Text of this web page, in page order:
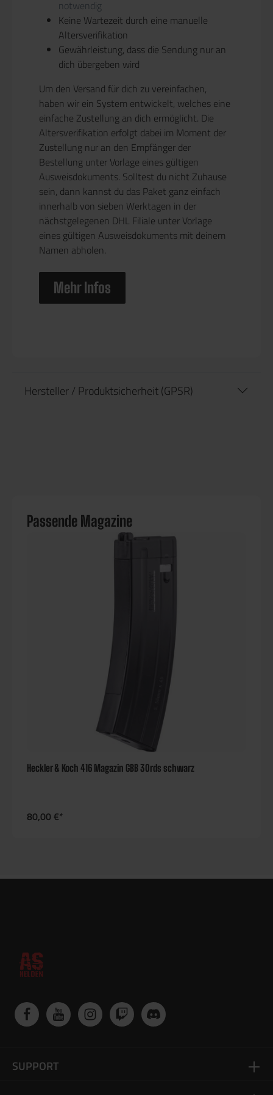
notwendig
Keine Wartezeit durch eine manuelle
Altersverifikation
Gewährleistung, dass die Sendung nur an
dich übergeben wird
Um den Versand für dich zu vereinfachen,
haben wir ein System entwickelt, welches eine
einfache Zustellung an dich ermöglicht. Die
Altersverifikation erfolgt dabei im Moment der
Zustellung nur an den Empfänger der
Bestellung unter Vorlage eines gültigen
Ausweisdokuments. Solltest du nicht Zuhause
sein, dann kannst du das Paket ganz einfach
innerhalb von sieben Werktagen in der
nächstgelegenen DHL Filiale unter Vorlage
eines gültigen Ausweisdokuments mit deinem
Namen abholen.
Mehr Infos
Hersteller / Produktsicherheit (GPSR)
Passende Magazine
Heckler & Koch 416 Magazin GBB 30rds schwarz
80,00 €*
SUPPORT